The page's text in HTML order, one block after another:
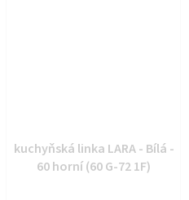
kuchyňská linka LARA - Bílá -
60 horní (60 G-72 1F)